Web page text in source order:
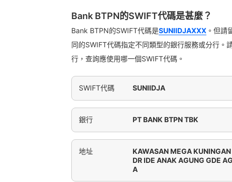
Bank BTPN的SWIFT代碼是甚麼？
Bank BTPN的SWIFT代碼是SUNIIDJAXXX 。但請
同的SWIFT代碼指定不同類型的銀行服務或分行。
行，查詢應使用哪一個SWIFT代碼。
SWIFT代碼 SUNIIDJA
銀行 PT BANK BTPN TBK
地址
KAWASAN MEGA
DR IDE ANAK AGUNG GDE
A